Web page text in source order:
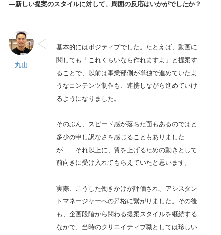
—新しい提案のスタイルに対して、周囲の反応はいかがでしたか？
丸山
基本的にはポジティブでした。たとえば、動画に
関しても「これくらいなら作れますよ」と提案す
ることで、以前は事業部側が単独で進めていたよ
うなコンテンツ制作も、連携しながら進めていけ
るようになりました。
そのぶん、スピード感が落ちた面もあるのではと
多少の申し訳なさを感じることもありました
が……それ以上に、質を上げるための動きとして
前向きに受け入れてもらえていたと思います。
実際、こうした働きかけが評価され、アシスタン
トマネージャーへの昇格に繋がりました。その後
も、企画段階から関わる提案スタイルを継続する
なかで、当時のクリエイティブ職としては珍しい